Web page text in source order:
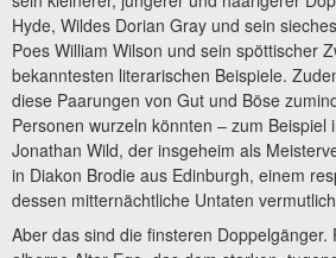
Hyde, Wildes Dorian Gray und sein
Poes William Wilson und sein spöttischer
bekanntesten literarischen Beispiele.
diese Paarungen von Gut und Böse
Personen wurzeln könnten – zum Beispiel
Jonathan Wild, der insgeheim als
in Diakon Brodie aus Edinburgh, einem
dessen mitternächtliche Untaten
Aber das sind die finsteren